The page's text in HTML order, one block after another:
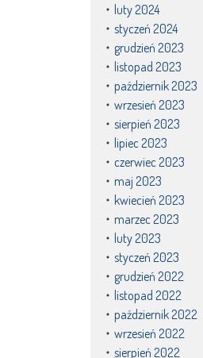
luty 2024
styczeń 2024
grudzień 2023
listopad 2023
październik 2023
wrzesień 2023
sierpień 2023
lipiec 2023
czerwiec 2023
maj 2023
kwiecień 2023
marzec 2023
luty 2023
styczeń 2023
grudzień 2022
listopad 2022
październik 2022
wrzesień 2022
sierpień 2022